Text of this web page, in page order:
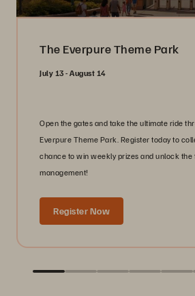
The Everpure Theme Park
July 13 - August 14
Open the gates and take the ultimate ride
Everpure Theme Park. Register today to
chance to win weekly prizes and unlock the
management!
Register Now